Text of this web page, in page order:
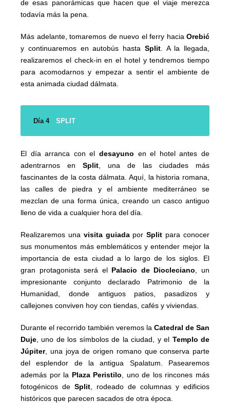
de esas panorámicas que hacen que el viaje merezca
todavía más la pena.
Más adelante, tomaremos de nuevo el ferry hacia Orebić
y continuaremos en autobús hasta Split. A la llegada,
realizaremos el check-in en el hotel y tendremos tiempo
para acomodarnos y empezar a sentir el ambiente de
esta animada ciudad dálmata.
Día 4 SPLIT
El día arranca con el desayuno en el hotel antes de
adentrarnos en Split , una de las ciudades más
fascinantes de la costa dálmata. Aquí, la historia romana,
las calles de piedra y el ambiente mediterráneo se
mezclan de una forma única, creando un casco antiguo
lleno de vida a cualquier hora del día.
Realizaremos una visita guiada por Split para conocer
sus monumentos más emblemáticos y entender mejor la
importancia de esta ciudad a lo largo de los siglos. El
gran protagonista será el Palacio de Diocleciano , un
impresionante conjunto declarado Patrimonio de la
Humanidad, donde antiguos patios, pasadizos y
callejones conviven hoy con tiendas, cafés y viviendas.
Durante el recorrido también veremos la Catedral de San
Duje , uno de los símbolos de la ciudad, y el Templo de
Júpiter, una joya de origen romano que conserva parte
del esplendor de la antigua Spalatum. Pasearemos
además por la Plaza Peristilo , uno de los rincones más
fotogénicos de Split , rodeado de columnas y edificios
históricos que parecen sacados de otra época.